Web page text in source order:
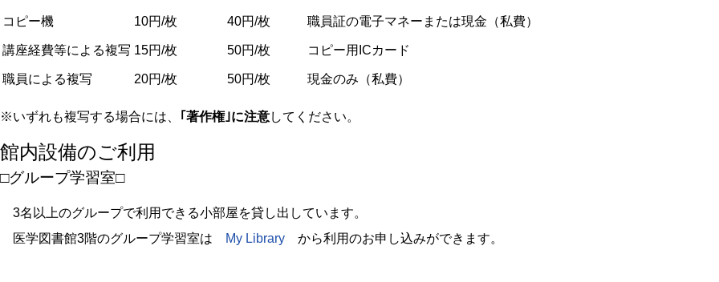
コピー機 10円/枚 40円/枚 職員証の電子マネーまたは現金（私費）
講座経費等による複写 15円/枚 50円/枚 コピー用ICカード
職員による複写 20円/枚 50円/枚 現金のみ（私費）
※いずれも複写する場合には、 ｢著作権｣に注意してください。
館内設備のご利用
□グループ学習室□
3名以上のグループで利用できる小部屋を貸し出しています。
医学図書館3階のグループ学習室は
My Library から利用のお申し込みができます。